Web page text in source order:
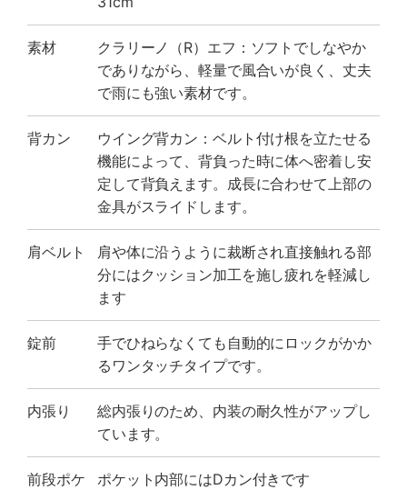
素材
クラリーノ（R）エフ：ソフトでしなやか
でありながら、軽量で風合いが良く、丈夫
で雨にも強い素材です。
背カン
ウイング背カン：ベルト付け根を立たせる
機能によって、背負った時に体へ密着し安
定して背負えます。成長に合わせて上部の
金具がスライドします。
肩ベルト
肩や体に沿うように裁断され直接触れる部
分にはクッション加工を施し疲れを軽減し
ます
錠前
手でひねらなくても自動的にロックがかか
るワンタッチタイプです。
内張り
総内張りのため、内装の耐久性がアップし
ています。
前段ポケ
ポケット内部にはDカン付きです